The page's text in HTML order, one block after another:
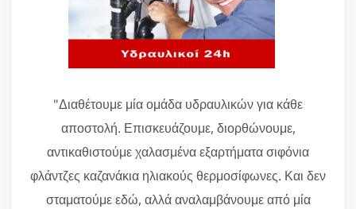
"Διαθέτουμε μία ομάδα υδραυλικών για κάθε
αποστολή. Επισκευάζουμε, διορθώνουμε,
αντικαθιστούμε χαλασμένα εξαρτήματα σιφόνια
φλάντζες καζανάκια ηλιακούς θερμοσίφωνες. Και δεν
σταματούμε εδώ, αλλά αναλαμβάνουμε από μία